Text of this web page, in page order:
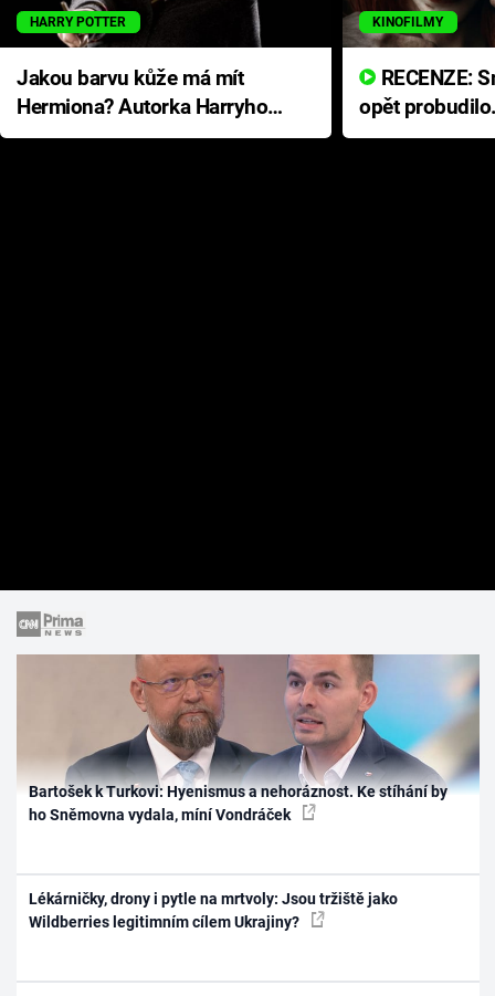
HARRY POTTER
Jakou barvu kůže má mít
Hermiona? Autorka Harryho
Pottera přišla s ráznou
KINOFILMY
opět
přichází s
Bartošek k Turkovi: Hyenismus a nehoráznost. Ke stíhání by
ho Sněmovna vydala, míní Vondráček
Lékárničky, drony i pytle na mrtvoly: Jsou tržiště jako
Wildberries legitimním cílem Ukrajiny?